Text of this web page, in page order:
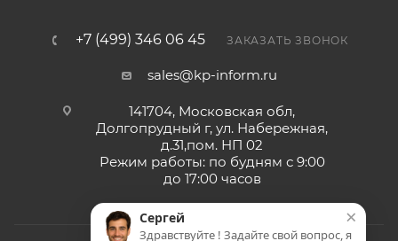
+7 (499) 346 06 45 ЗАКАЗАТЬ ЗВОНОК
sales@kp-inform.ru
141704, Московская обл,
Долгопрудный г, ул. Набережная,
д.31,пом. НП 02
Режим работы: по будням с 9:00
до 17:00 часов
×
Сергей
Здравствуйте ! Задайте свой вопрос, я